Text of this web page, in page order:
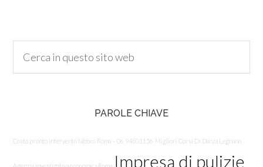
PAROLE CHIAVE
Costo pronto intervento fabbro Roma – 06.94801156 Migliori Corsi Di Danza Legnano
Impresa di pulizie